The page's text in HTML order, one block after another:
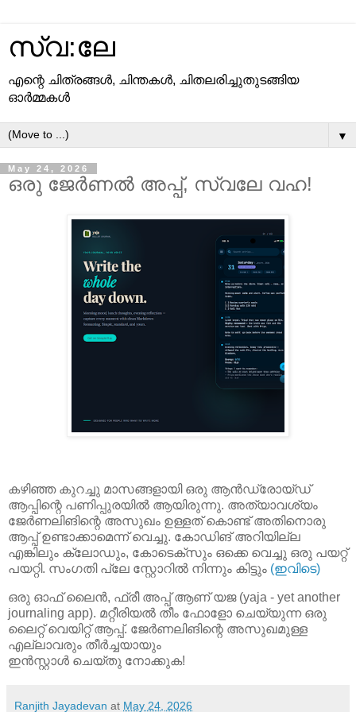
സ്വ:ലേ
എന്റെ ചിത്രങ്ങള്‍, ചിന്തകള്‍, ചിതലരിച്ചുതുടങ്ങിയ
ഓര്‍മ്മകള്‍
▼
May 24, 2026
ഒരു ജേർണൽ അപ്പ്, സ്വലേ വഹ!
കഴിഞ്ഞ കുറച്ചു മാസങ്ങളായി ഒരു ആൻഡ്രോയ്ഡ്
ആപ്പിന്റെ പണിപ്പുരയിൽ ആയിരുന്നു. അത്യാവശ്യം
ജേർണലിങിന്റെ അസുഖം ഉള്ളത് കൊണ്ട് അതിനൊരു
ആപ്പ് ഉണ്ടാക്കാമെന്ന് വെച്ചു. കോഡിങ് അറിയില്ല
എങ്കിലും ക്ലോഡും, കോടെക്സും ഒക്കെ വെച്ചു ഒരു പയറ്റ്
പയറ്റി. സംഗതി പ്ലേ സ്റ്റോറിൽ നിന്നും കിട്ടും (ഇവിടെ)
ഒരു ഓഫ് ലൈൻ, ഫ്രീ അപ്പ് ആണ് യജ (yaja - yet another
journaling app). മറ്റീരിയൽ തീം ഫോളോ ചെയ്യുന്ന ഒരു
ലൈറ്റ് വെയിറ്റ് ആപ്പ്. ജേർണലിങിന്റെ അസുഖമുള്ള
എല്ലാവരും തീർച്ചയായും
ഇൻസ്റ്റാൾ ചെയ്തു നോക്കുക!
Ranjith Jayadevan at May 24, 2026